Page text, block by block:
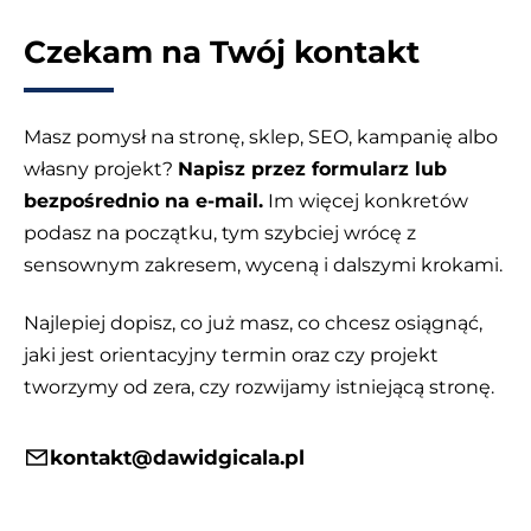
Czekam na Twój kontakt
Masz pomysł na stronę, sklep, SEO, kampanię albo
własny projekt? Napisz przez formularz lub
bezpośrednio na e-mail. Im więcej konkretów
podasz na początku, tym szybciej wrócę z
sensownym zakresem, wyceną i dalszymi krokami.
Najlepiej dopisz, co już masz, co chcesz osiągnąć,
jaki jest orientacyjny termin oraz czy projekt
tworzymy od zera, czy rozwijamy istniejącą stronę.
kontakt@dawidgicala.pl